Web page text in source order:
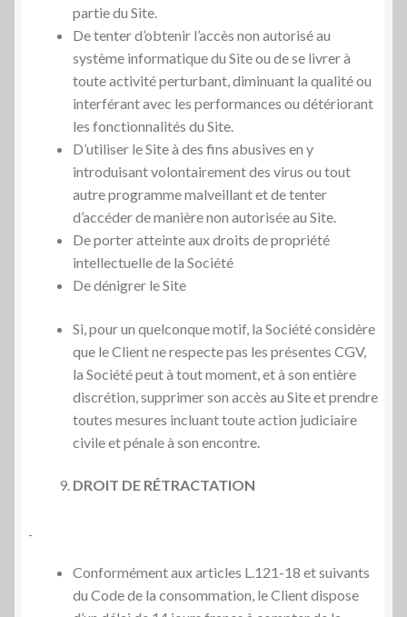
partie du Site.
De tenter d’obtenir l’accès non autorisé au
système informatique du Site ou de se livrer à
toute activité perturbant, diminuant la qualité ou
interférant avec les performances ou détériorant
les fonctionnalités du Site.
D’utiliser le Site à des fins abusives en y
introduisant volontairement des virus ou tout
autre programme malveillant et de tenter
d’accéder de manière non autorisée au Site.
De porter atteinte aux droits de propriété
intellectuelle de la Société
De dénigrer le Site
Si, pour un quelconque motif, la Société considère
que le Client ne respecte pas les présentes CGV,
la Société peut à tout moment, et à son entière
discrétion, supprimer son accès au Site et prendre
toutes mesures incluant toute action judiciaire
civile et pénale à son encontre.
DROIT DE RÉTRACTATION
Conformément aux articles L.121-18 et suivants
du Code de la consommation, le Client dispose